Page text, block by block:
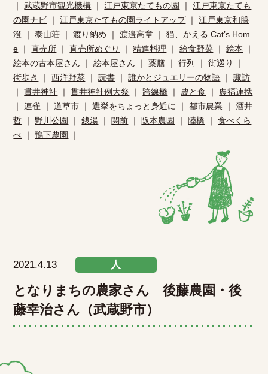
｜武蔵野市観光機構 ｜江戸東京たてもの園 ｜江戸東京たても
の園ナビ ｜江戸東京たてもの園ライトアップ｜江戸東京和膳
澄 ｜泰山荘 ｜渡り納め ｜渡邉高章 ｜猫、かえる Cat’s Hom
e ｜直売所 ｜直売所めぐり ｜精進料理 ｜給食野菜 ｜絵本 ｜
絵本の古本屋さん ｜絵本屋さん ｜薬膳 ｜行列 ｜街巡り
｜
街歩き
｜西洋野菜 ｜読書 ｜誰かとジュエリーの物語 ｜諏訪
｜貫井神社 ｜貫井神社例大祭 ｜跨線橋 ｜ 農と食 ｜ 農福連携
｜連雀 ｜道草市 ｜選挙をちょっと身近に ｜都市農業 ｜酒井
哲 ｜ 野川公園 ｜銭湯 ｜ 関前 ｜ 阪本農園 ｜ 陸橋 ｜食べくら
べ ｜鴨下農園 ｜
2021.4.13 人
となりまちの農家さん 後藤農園・後
藤幸治さん（武蔵野市）